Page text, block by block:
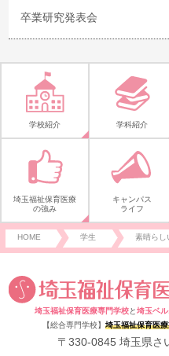
卒業研究発表会
学校紹介 学科紹介
埼玉福祉保育医療
の強み
キャンパス
ライフ
HOME 学生 素晴らし
埼玉福祉保育医療専門学校と埼玉ベ
【総合専門学校】 埼玉福祉保育医
〒330-0845 埼玉県さ